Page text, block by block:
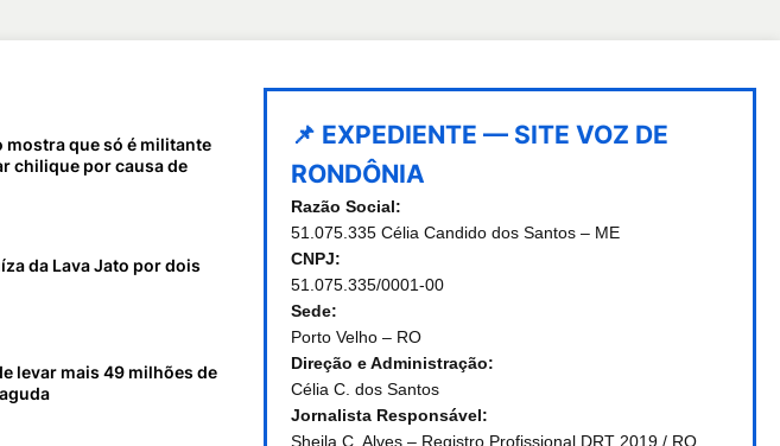
mostra que só é militante
chilique por causa de
da Lava Jato por dois
levar mais 49 milhões de
📌 EXPEDIENTE — SITE VOZ DE
RONDÔNIA
Razão Social:
51.075.335 Célia Candido dos Santos – ME
CNPJ:
51.075.335/0001-00
Sede:
Porto Velho – RO
Direção e Administração:
Célia C. dos Santos
Jornalista Responsável:
Sheila C. Alves – Registro Profissional DRT 2019 / RO